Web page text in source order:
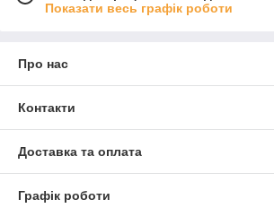
Показати весь графік роботи
Про нас
Контакти
Доставка та оплата
Графік роботи